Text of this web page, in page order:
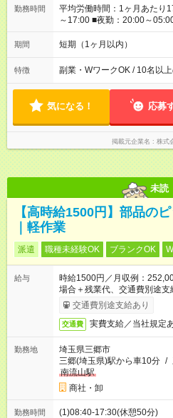
勤務時間
平均労働時間：1ヶ月あたり
～17:00 ■夜勤：20:00～
く終われば1現場4～8時間勤務もあり ☆週3～
が早く終わっても日給全額
日勤：08:00～17:00 ■夜勤
なります ※早く終われば1現場4～8
OK！ ☆現場が早く終わって
「日勤＋夜勤」も可能！
期間 短期（1ヶ月以内）
特徴 副業・WワークOK / 10名以
気になる！ 応募
掲載元企業名 株式
未読
【高時給1500円】部品の
｜軽作業
派遣 職種未経験OK ブランクOK
給与
時給1500円／月収例：
場合＋残業代、交通費別途支
交通費別途支給あり
交通費 実費支給／当社規定あ
勤務地
埼玉県三郷市
三郷(埼玉県)駅から車10分 /
南流山駅
商社・卸
勤務時間 (1)08:40-17:30(休憩50分)